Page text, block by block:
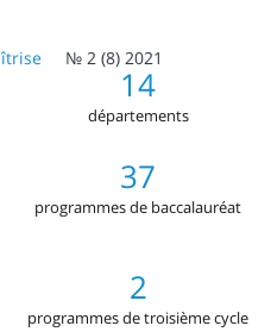
№ 2 (8) 2021
14
départements
37
programmes de baccalauréat
2
programmes de troisième cycle